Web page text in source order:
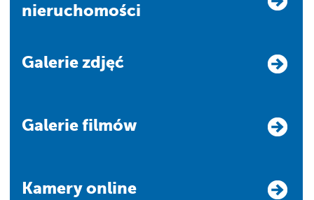
nieruchomości
Galerie zdjęć
Galerie filmów
Kamery online